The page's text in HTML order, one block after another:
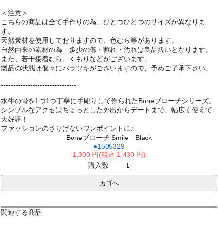
＜注意＞
こちらの商品は全て手作りの為、ひとつひとつのサイズが異なりま
す。
天然素材を使用しておりますので、色むら等があります。
自然由来の素材の為、多少の傷・割れ・汚れは良品扱いとなります。
また、若干接着むら、くもりなどがございます。
製品の状態は個々にバラツキがございますので、予めご了承下さい。
-------------------------------
水牛の骨を1つ1つ丁寧に手彫りして作られたBoneブローチシリーズ。
シンプルなアクセはちょっとした外出からデートまで、幅広く使えて
大好評！
ファッションのさりげないワンポイントに♪
Boneブローチ Smile Black
●1505329
1,300 円(税込 1,430 円)
購入数
関連する商品